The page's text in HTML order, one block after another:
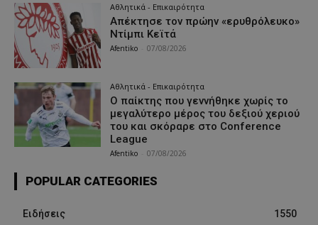
Αθλητικά - Επικαιρότητα
Απέκτησε τον πρώην «ερυθρόλευκο»
Ντίμπι Κεϊτά
Afentiko 07/08/2026
Αθλητικά - Επικαιρότητα
Ο παίκτης που γεννήθηκε χωρίς το
μεγαλύτερο μέρος του δεξιού χεριού
του και σκόραρε στο Conference
League
Afentiko 07/08/2026
POPULAR CATEGORIES
Ειδήσεις
1550